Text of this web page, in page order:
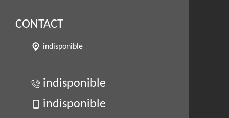
CONTACT
indisponible
indisponible
indisponible